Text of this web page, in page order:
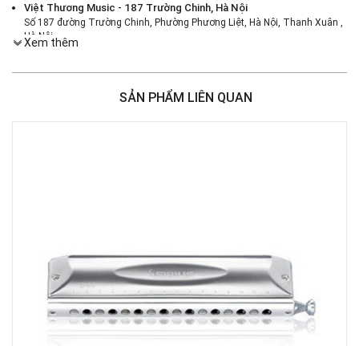
Việt Thương Music - 187 Trường Chinh, Hà Nội
Số 187 đường Trường Chinh, Phường Phương Liệt, Hà Nội, Thanh Xuân ,
Hà Nội
386 Cách Mạng Tháng Tám, Phường Nhiêu Lộc, TPHCM, Quận 3, Hồ Chí
Việt Thương Music - 369 Điện Biên Phủ
Việt Thương Music - Phường Gò Vấp
11 Đường số 3, Khu dân cư Cityland Park Hill, Phường Gò Vấp, TPHCM,
Quận Gò Vấp, Hồ Chí Minh
Việt Thương Music - 442 Lũy Bán Bích
442 Lũy Bán Bích, Phường Tân Phú, TPHCM, Quận Tân Phú, Hồ Chí Minh
Xem thêm
SẢN PHẨM LIÊN QUAN